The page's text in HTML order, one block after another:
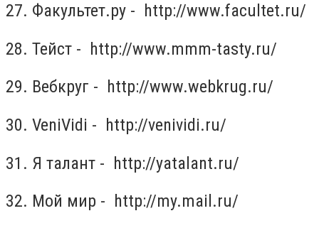
27. Факультет.ру - http://www.facultet.ru/
28. Тейст - http://www.mmm-tasty.ru/
29. Вебкруг - http://www.webkrug.ru/
30. VeniVidi - http://venividi.ru/
31. Я талант - http://yatalant.ru/
32. Мой мир - http://my.mail.ru/